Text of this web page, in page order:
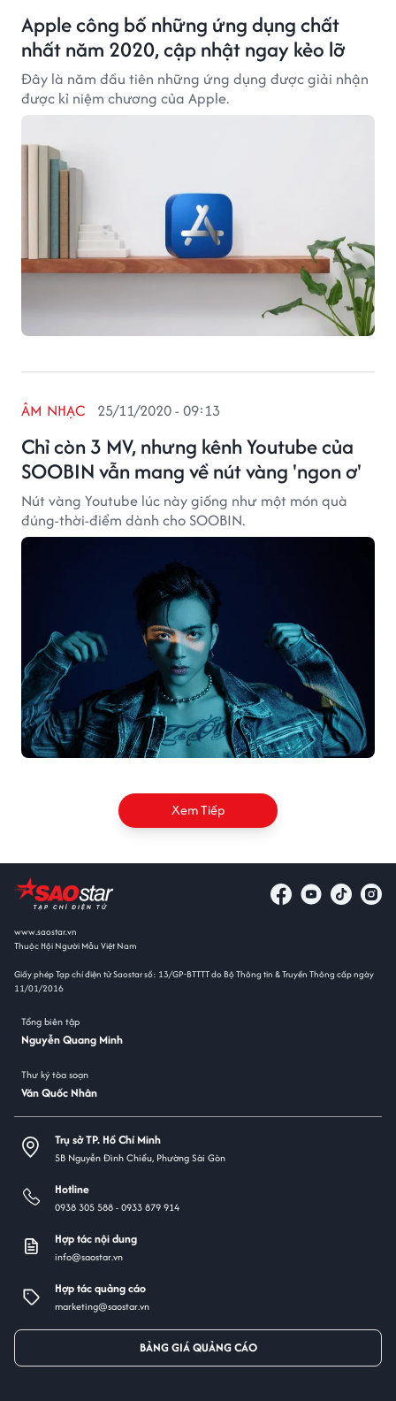
Apple công bố những ứng dụng chất
nhất năm 2020, cập nhật ngay kẻo lỡ
Đây là năm đầu tiên những ứng dụng được giải nhận
được kỉ niệm chương của Apple.
Chỉ còn 3 MV, nhưng kênh Youtube của
SOOBIN vẫn mang về nút vàng 'ngon ơ'
ÂM NHẠC 25/11/2020 - 09:13
Nút vàng Youtube lúc này giống như một món quà
đúng-thời-điểm dành cho SOOBIN.
Xem Tiếp
www.saostar.vn
Thuộc Hội Người Mẫu Việt Nam
Giấy phép Tạp chí điện tử Saostar số: 13/GP-BTTTT do Bộ Thông tin & Truyền Thông cấp ngày
11/01/2016
Tổng biên tập
Nguyễn Quang Minh
Thư ký tòa soạn
Văn Quốc Nhân
Trụ sở TP. Hồ Chí Minh
5B Nguyễn Đình Chiểu, Phường Sài Gòn
Hotline
0938 305 588 -0933 879 914
Hợp tác nội dung
info@saostar.vn
Hợp tác quảng cáo
marketing@saostar.vn
BẢNG GIÁ QUẢNG CÁO